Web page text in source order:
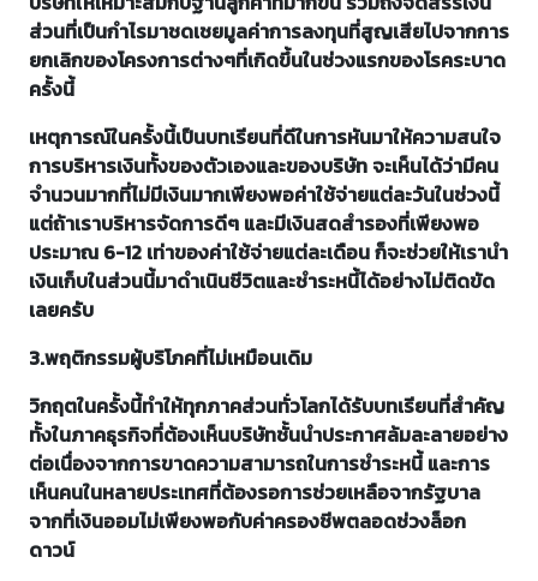
ส่วนที่เป็นกำไรมาชดเชยมูลค่าการลงทุนที่สูญเสียไปจากการ
ยกเลิกของโครงการต่างๆที่เกิดขึ้นในช่วงแรกของโรคระบาด
ครั้งนี้
เหตุการณ์ในครั้งนี้เป็นบทเรียนที่ดีในการหันมาให้ความสนใจ
การบริหารเงินทั้งของตัวเองและของบริษัท จะเห็นได้ว่ามีคน
จำนวนมากที่ไม่มีเงินมากเพียงพอค่าใช้จ่ายแต่ละวันในช่วงนี้
แต่ถ้าเราบริหารจัดการดีๆ และมีเงินสดสำรองที่เพียงพอ
ประมาณ 6-12 เท่าของค่าใช้จ่ายแต่ละเดือน ก็จะช่วยให้เรานำ
เงินเก็บในส่วนนี้มาดำเนินชีวิตและชำระหนี้ได้อย่างไม่ติดขัด
เลยครับ
3.พฤติกรรมผู้บริโภคที่ไม่เหมือนเดิม
วิกฤตในครั้งนี้ทำให้ทุกภาคส่วนทั่วโลกได้รับบทเรียนที่สำคัญ
ทั้งในภาคธุรกิจที่ต้องเห็นบริษัทชั้นนำประกาศล้มละลายอย่าง
ต่อเนื่องจากการขาดความสามารถในการชำระหนี้ และการ
เห็นคนในหลายประเทศที่ต้องรอการช่วยเหลือจากรัฐบาล
จากที่เงินออมไม่เพียงพอกับค่าครองชีพตลอดช่วงล็อก
ดาวน์